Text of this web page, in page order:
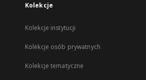
Kolekcje
Kolekcje instytucji
Kolekcje osób prywatnych
Kolekcje tematyczne